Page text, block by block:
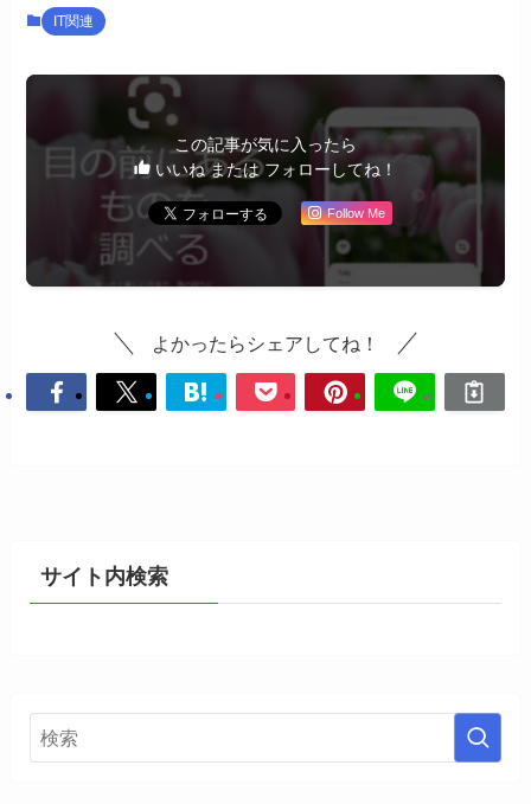
IT関連
この記事が気に入ったら
いいね または フォローしてね！
Follow Me
よかったらシェアしてね！
サイト内検索